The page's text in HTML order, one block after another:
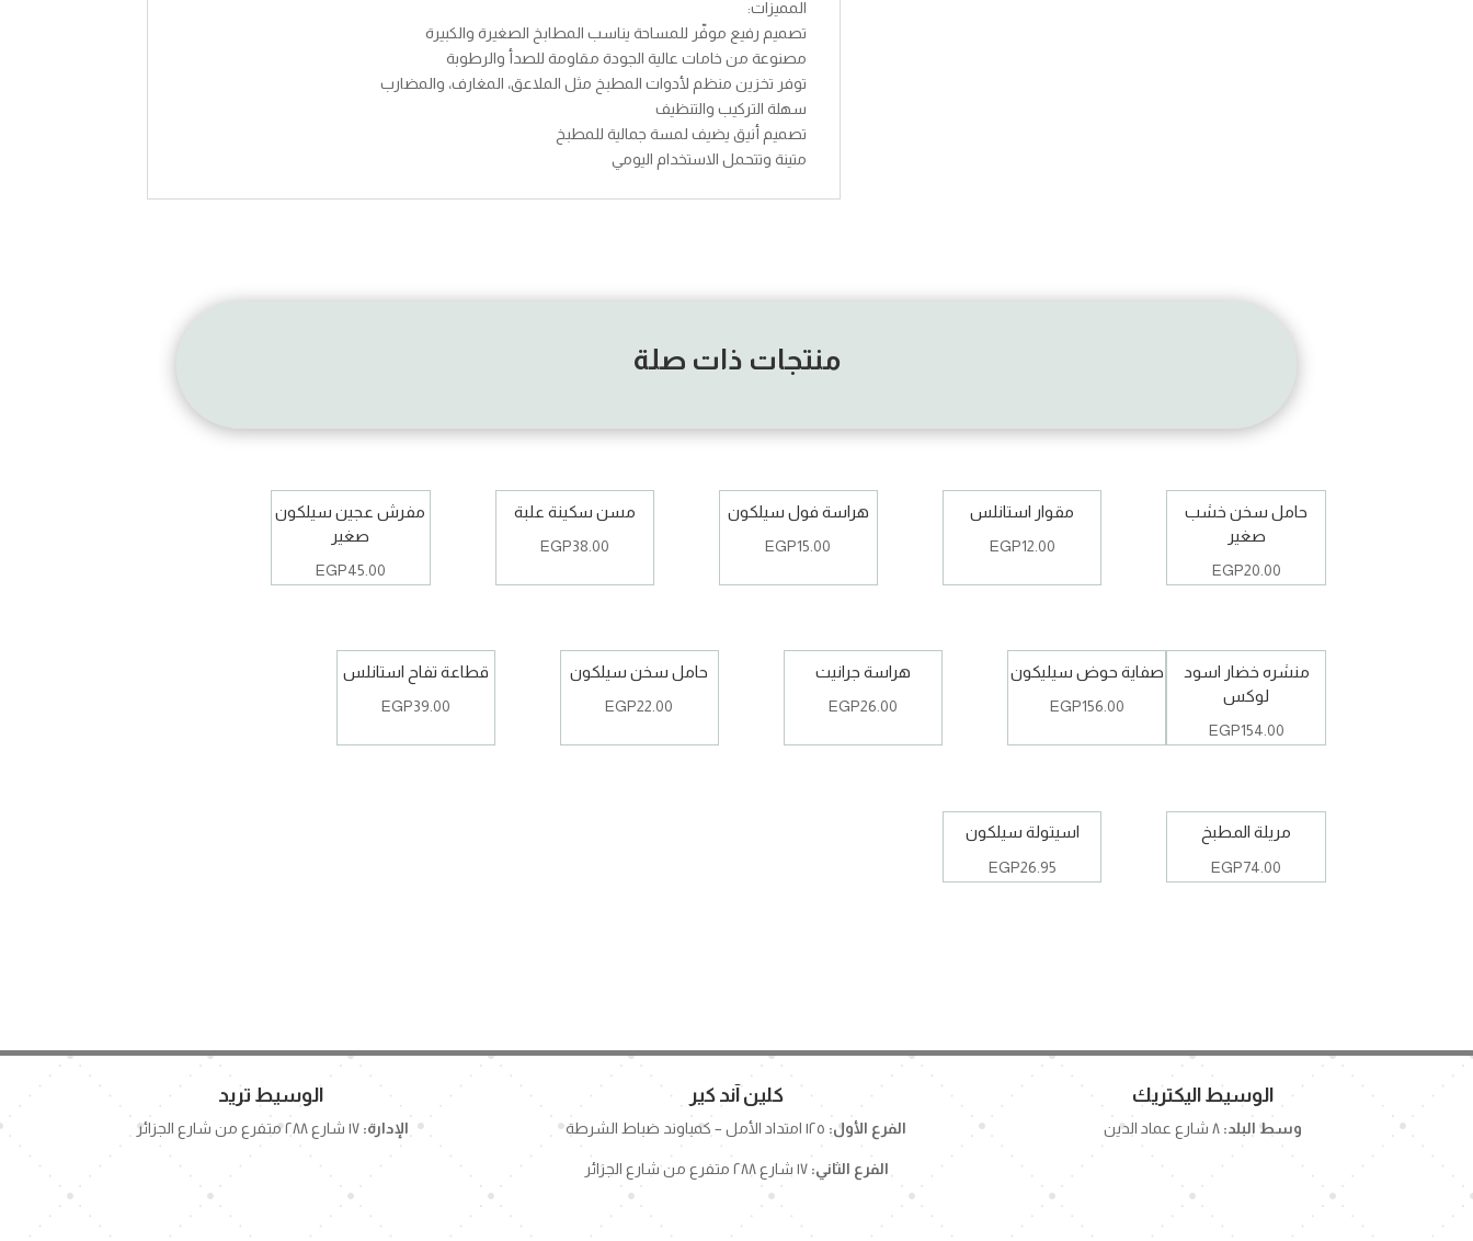
المميزات:
تصميم رفيع موفّر للمساحة يناسب المطابخ الصغيرة والكبيرة
مصنوعة من خامات عالية الجودة مقاومة للصدأ والرطوبة
توفر تخزين منظم لأدوات المطبخ مثل الملاعق، المغارف، والمضارب
سهلة التركيب والتنظيف
تصميم أنيق يضيف لمسة جمالية للمطبخ
متينة وتتحمل الاستخدام اليومي
منتجات ذات صلة
حامل سخن خشب
صغير
EGP20.00
مقوار استانلس
EGP12.00
هراسة فول سيلكون
EGP15.00
مسن سكينة علبة
EGP38.00
مفرش عجين سيلكون
صغير
EGP45.00
منشره خضار اسود
لوكس
EGP154.00
صفاية حوض سيليكون
EGP156.00
هراسة جرانيت
EGP26.00
حامل سخن سيلكون
EGP22.00
قطاعة تفاح استانلس
EGP39.00
مريلة المطبخ
EGP74.00
اسيتولة سيلكون
EGP26.95
الوسيط تريد
الإدارة: ١٧ شارع ٢٨٨ متفرع من شارع الجزائر
كلين آند كير
الفرع الأول:
الفرع الثاني: ١٧ شارع ٢٨٨ متفرع من شارع الجزائر
الوسيط اليكتريك
وسط البلد: ٨ شارع عماد الدين